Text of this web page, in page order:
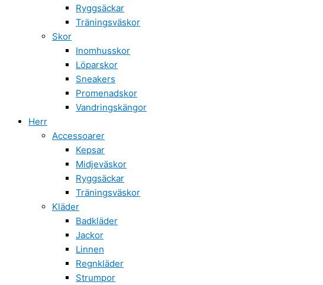
Ryggsäckar
Träningsväskor
Skor
Inomhusskor
Löparskor
Sneakers
Promenadskor
Vandringskängor
Herr
Accessoarer
Kepsar
Midjeväskor
Ryggsäckar
Träningsväskor
Kläder
Badkläder
Jackor
Linnen
Regnkläder
Strumpor